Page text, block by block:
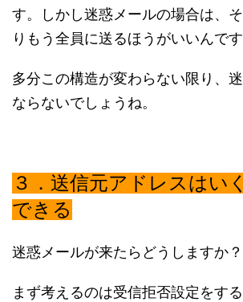
す。しかし迷惑メールの場合は、
りもう全員に送るほうがいいんです
多分この構造が変わらない限り、
ならないでしょうね。
３．送信元アドレスはい
できる
迷惑メールが来たらどうしますか？
まず考えるのは受信拒否設定をす